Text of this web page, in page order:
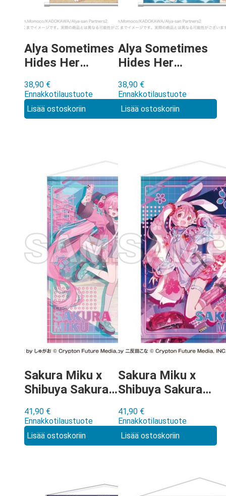
Alya Sometimes
Hides Her
Russian Wall
Scroll
38,90 €
Ennakkotilaustuote
Lisää ostoskoriin
Alya Sometimes
Hides Her
Russian Wall
Scroll
38,90 €
Ennakkotilaustuote
Lisää ostoskoriin
Sakura Miku x
Shibuya Sakura
Wall Scroll
41,90 €
Ennakkotilaustuote
Lisää ostoskoriin
Sakura Miku x
Shibuya Sakura
Nitanda Wall
Scroll
41,90 €
Ennakkotilaustuote
Lisää ostoskoriin